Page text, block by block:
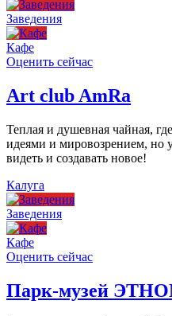
Заведения
Кафе
Оценить сейчас
Art сlub AmRa
Теплая и душевная чайная,
идеями и мировозрением, но
видеть и создавать новое!
Калуга
Заведения
Кафе
Оценить сейчас
Парк-музей